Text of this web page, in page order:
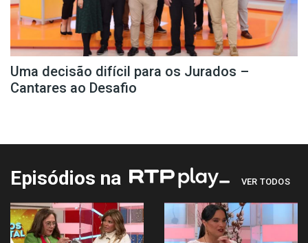
Uma decisão difícil para os Jurados –
Cantares ao Desafio
Episódios na VER TODOS